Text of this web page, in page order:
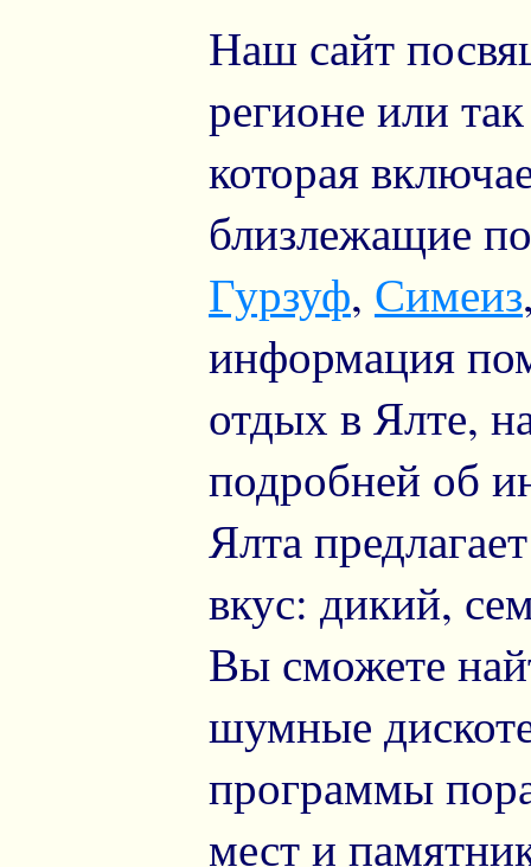
Наш сайт
регионе или
которая
близлежащие
Гурзуф, Симеиз
информация
отдых в Ялте,
подробней об
Ялта
вкус: дикий,
Вы сможете
шумные
программы
мест и